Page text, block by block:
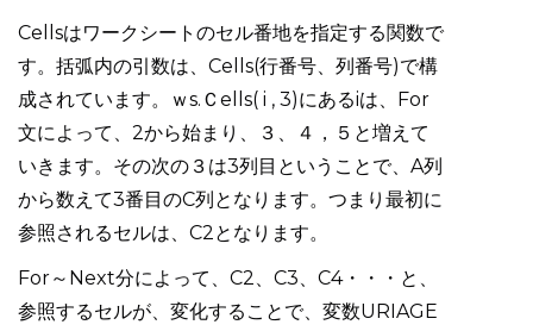
Cellsはワークシートのセル番地を指定する関数で
す。括弧内の引数は、Cells(行番号、列番号)で構
成されています。ｗs.Ｃells( i , 3)にあるiは、For
文によって、2から始まり、３、４，５と増えて
いきます。その次の３は3列目ということで、A列
から数えて3番目のC列となります。つまり最初に
参照されるセルは、C2となります。
For～Next分によって、C2、C3、C4・・・と、
参照するセルが、変化することで、変数URIAGE